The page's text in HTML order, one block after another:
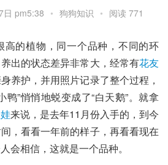
日 pm5:38 • 狗狗知识 • 阅读 771
高的植物，同一个品种，不同的环
出的状态差异非常大，经常有花友
养护，并用照片记录了整个过程，
鸭”悄悄地蜕变成了“白天鹅”。就拿
来说，是去年11月份入手的，到今
，看看一年前的样子，再看看现在
会相信，这就是一个品种。